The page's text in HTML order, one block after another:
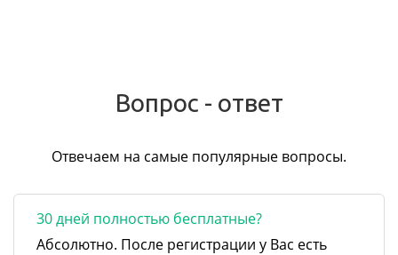
Вопрос - ответ
Отвечаем на самые популярные вопросы.
30 дней полностью бесплатные?
Абсолютно. После регистрации у Вас есть